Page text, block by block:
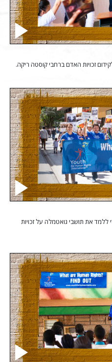
זכויות האדם ברחבי קוסטה ריקה.
ללמד את תושבי גואטמלה על זכויות